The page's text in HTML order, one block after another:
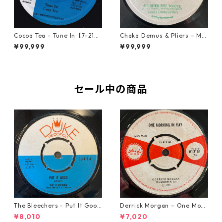
Cocoa Tea - Tune In【7-2187
2】
¥99,999
Chaka Demus & Pliers – Mu
rder She Wrote【7-21777】
¥99,999
セール中の商品
The Bleechers - Put It Good
【7-21637】
¥8,010
Derrick Morgan – One Morn
ing In May【7-21653】
¥7,020